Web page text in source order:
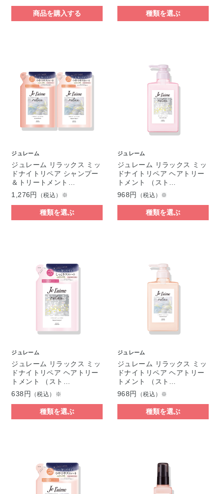
商品を購入する 種類を選ぶ
ジュレーム
ジュレーム リラックス ミッ
ドナイトリペア シャンプー
＆トリートメント…
1,276円
（税込）※
種類を選ぶ
ジュレーム
ジュレーム リラックス ミッ
ドナイトリペア ヘアトリー
トメント （スト…
968円
（税込）※
種類を選ぶ
ジュレーム
ジュレーム リラックス ミッ
ドナイトリペア ヘアトリー
トメント （スト…
638円 （税込）※
種類を選ぶ
ジュレーム
ジュレーム リラックス ミッ
ドナイトリペア ヘアトリー
トメント （スト…
968円
（税込）※
種類を選ぶ